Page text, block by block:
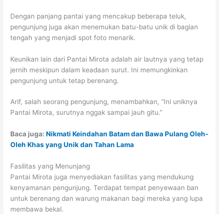
Dengan panjang pantai yang mencakup beberapa teluk,
pengunjung juga akan menemukan batu-batu unik di bagian
tengah yang menjadi spot foto menarik.
Keunikan lain dari Pantai Mirota adalah air lautnya yang tetap
jernih meskipun dalam keadaan surut. Ini memungkinkan
pengunjung untuk tetap berenang.
Arif, salah seorang pengunjung, menambahkan, “Ini uniknya
Pantai Mirota, surutnya nggak sampai jauh gitu.”
Baca juga:Nikmati Keindahan Batam dan Bawa Pulang Oleh-
Oleh Khas yang Unik dan Tahan Lama
Fasilitas yang Menunjang
Pantai Mirota juga menyediakan fasilitas yang mendukung
kenyamanan pengunjung. Terdapat tempat penyewaan ban
untuk berenang dan warung makanan bagi mereka yang lupa
membawa bekal.